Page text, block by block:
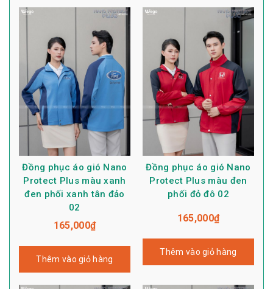
Đồng phục áo gió Nano
Protect Plus màu xanh
đen phối xanh tân đảo
02
165,000₫
Thêm vào giỏ hàng
Đồng phục áo gió Nano
Protect Plus màu đen
phối đỏ đô 02
165,000₫
Thêm vào giỏ hàng